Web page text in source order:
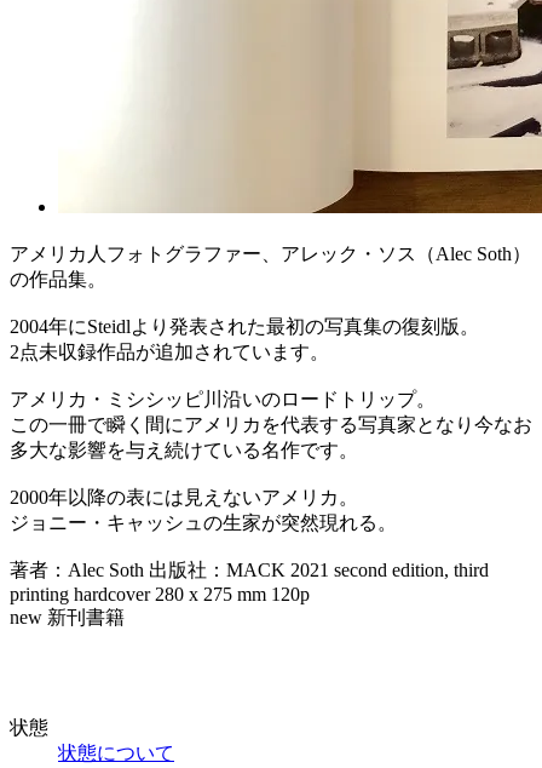
アメリカ人フォトグラファー、アレック・ソス（Alec Soth）
の作品集。
2004年にSteidlより発表された最初の写真集の復刻版。
2点未収録作品が追加されています。
アメリカ・ミシシッピ川沿いのロードトリップ。
この一冊で瞬く間にアメリカを代表する写真家となり今なお
多大な影響を与え続けている名作です。
2000年以降の表には見えないアメリカ。
ジョニー・キャッシュの生家が突然現れる。
著者：Alec Soth 出版社：MACK 2021 second edition, third
printing hardcover 280 x 275 mm 120p
new 新刊書籍
状態
状態について